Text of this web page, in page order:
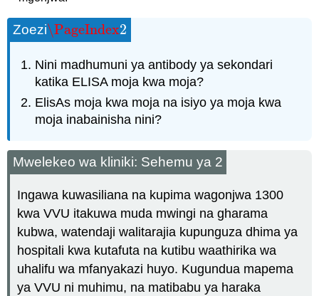
Zoezi\PageIndex2
\PageIndex2
Nini madhumuni ya antibody ya sekondari
katika ELISA moja kwa moja?
ElisAs moja kwa moja na isiyo ya moja kwa
moja inabainisha nini?
Mwelekeo wa kliniki: Sehemu ya 2
Ingawa kuwasiliana na kupima wagonjwa 1300
kwa VVU itakuwa muda mwingi na gharama
kubwa, watendaji walitarajia kupunguza dhima ya
hospitali kwa kutafuta na kutibu waathirika wa
uhalifu wa mfanyakazi huyo. Kugundua mapema
ya VVU ni muhimu, na matibabu ya haraka